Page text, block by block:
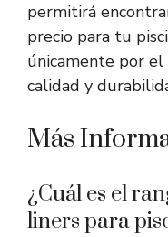
permitirá
precio para tu
únicamente por el
calidad y
Más
¿Cuál es el
liners para